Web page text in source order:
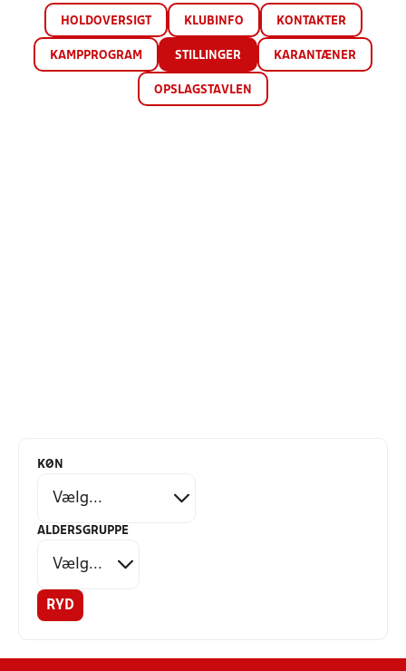
HOLDOVERSIGT KLUBINFO KONTAKTER
KAMPPROGRAM STILLINGER KARANTÆNER
OPSLAGSTAVLEN
KØN
ALDERSGRUPPE
RYD